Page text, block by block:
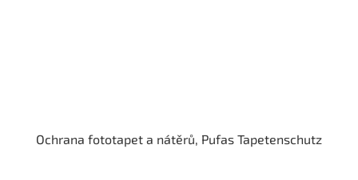
Ochrana fototapet a nátěrů, Pufas Tapetenschutz